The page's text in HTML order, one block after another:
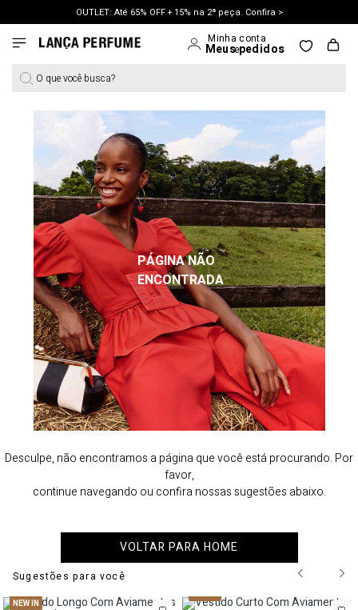
OUTLET: Até 65% OFF + 15% na 2ª peça. Confira >
LANÇAMENTO PRIMAVERA 27. Clique e aproveite.
O que você busca?
PÁGINA NÃO
ENCONTRADA
Desculpe, não encontramos a página que você está procurando. Por
favor,
continue navegando ou confira nossas sugestões abaixo.
VOLTAR PARA HOME
Sugestões para você
NEW IN
NEW IN